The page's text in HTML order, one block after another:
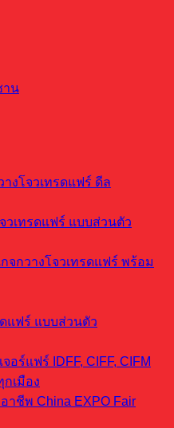
าน
งโจวเทรดแฟร์ ดีล
วเทรดแฟร์ แบบส่วนตัว
จกวางโจวเทรดแฟร์ พร้อม
แฟร์ แบบส่วนตัว
อร์แฟร์ IDFF, CIFF, CIFM
เมือง
าชีพ China EXPO Fair